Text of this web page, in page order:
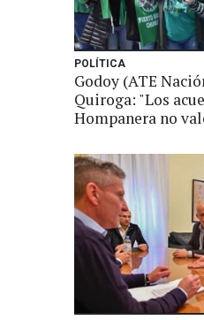
POLÍTICA
Godoy (ATE
Quiroga: "Los
Hompanera no